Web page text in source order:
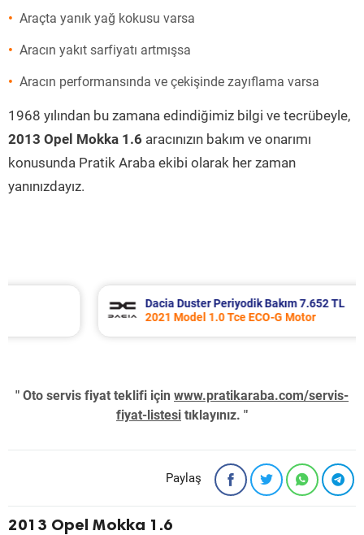
Araçta yanık yağ kokusu varsa
Aracın yakıt sarfiyatı artmışsa
Aracın performansında ve çekişinde zayıflama varsa
1968 yılından bu zamana edindiğimiz bilgi ve tecrübeyle,
2013 Opel Mokka 1.6 aracınızın bakım ve onarımı
konusunda Pratik Araba ekibi olarak her zaman
yanınızdayız.
Dacia Duster Periyodik Bakım 7.652 TL
2021 Model 1.0 Tce ECO-G Motor
" Oto servis fiyat teklifi için www.pratikaraba.com/servis-
fiyat-listesi tıklayınız. "
Paylaş
2013 Opel Mokka 1.6